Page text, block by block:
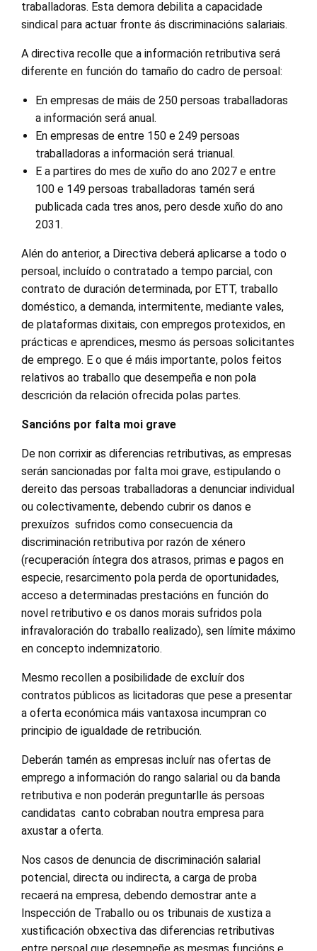
traballadoras. Esta demora debilita a capacidade
sindical para actuar fronte ás discriminacións salariais.
A directiva recolle que a información retributiva será
diferente en función do tamaño do cadro de persoal:
En empresas de máis de 250 persoas traballadoras
a información será anual.
En empresas de entre 150 e 249 persoas
traballadoras a información será trianual.
E a partires do mes de xuño do ano 2027 e entre
100 e 149 persoas traballadoras tamén será
publicada cada tres anos, pero desde xuño do ano
2031.
Alén do anterior, a Directiva deberá aplicarse a todo o
persoal, incluído o contratado a tempo parcial, con
contrato de duración determinada, por ETT, traballo
doméstico, a demanda, intermitente, mediante vales,
de plataformas dixitais, con empregos protexidos, en
prácticas e aprendices, mesmo ás persoas solicitantes
de emprego. E o que é máis importante, polos feitos
relativos ao traballo que desempeña e non pola
descrición da relación ofrecida polas partes.
Sancións por falta moi grave
De non corrixir as diferencias retributivas, as empresas
serán sancionadas por falta moi grave, estipulando o
dereito das persoas traballadoras a denunciar individual
ou colectivamente, debendo cubrir os danos e
prexuízos sufridos como consecuencia da
discriminación retributiva por razón de xénero
(recuperación íntegra dos atrasos, primas e pagos en
especie, resarcimento pola perda de oportunidades,
acceso a determinadas prestacións en función do
novel retributivo e os danos morais sufridos pola
infravaloración do traballo realizado), sen límite máximo
en concepto indemnizatorio.
Mesmo recollen a posibilidade de excluír dos
contratos públicos as licitadoras que pese a presentar
a oferta económica máis vantaxosa incumpran co
principio de igualdade de retribución.
Deberán tamén as empresas incluír nas ofertas de
emprego a información do rango salarial ou da banda
retributiva e non poderán preguntarlle ás persoas
candidatas canto cobraban noutra empresa para
axustar a oferta.
Nos casos de denuncia de discriminación salarial
potencial, directa ou indirecta, a carga de proba
recaerá na empresa, debendo demostrar ante a
Inspección de Traballo ou os tribunais de xustiza a
xustificación obxectiva das diferencias retributivas